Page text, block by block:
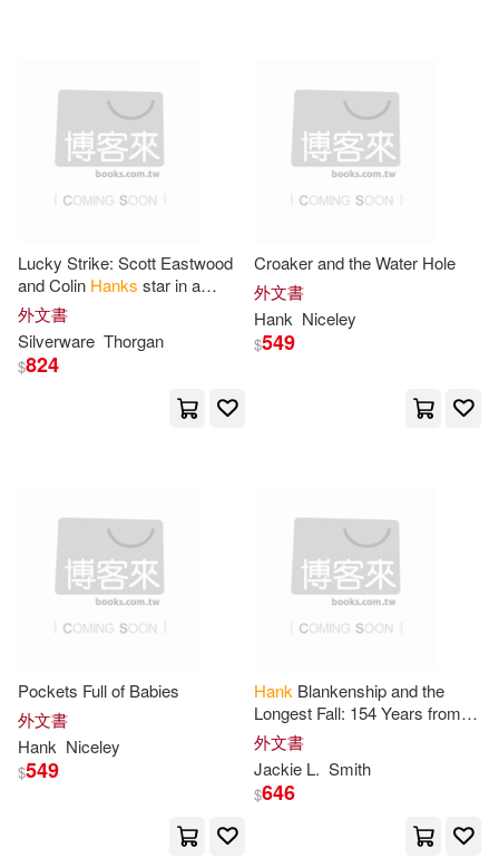
Hank H.(4)
Hank Pop(4)
of America (COR)(4)
Harrington(4)
Jameson(4)
Jane Richardson 1908-(4)
Johnson-hanks(4) Joye(4)
Amacom Books(1)
Amer Assn on Intellectual&Devel
Amer Bar Assn(1)
Amer Society of Agronomy(1)
Artists Pr(1)
Augsburg Fortress Pub(1)
Bayeux Arts Inc(1)
Berkley Pub Group(1)
Lucky Strike: Scott Eastwood
and Colin Hanks star in a
cinematic World War II survival
story about a wounded soldier
外文書
Silverware Thorgan
$824
Croaker and the Water Hole
外文書
Hank Niceley
$549
Pockets Full of Babies
外文書
Hank Niceley
$549
Hank Blankenship and the
Longest Fall: 154 Years from
Home
外文書
Jackie L. Smith
$646